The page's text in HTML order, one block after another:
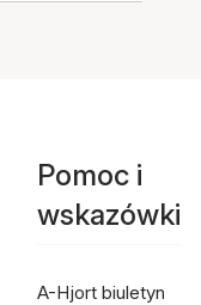
Pomoc i
wskazówki
A-Hjort biuletyn